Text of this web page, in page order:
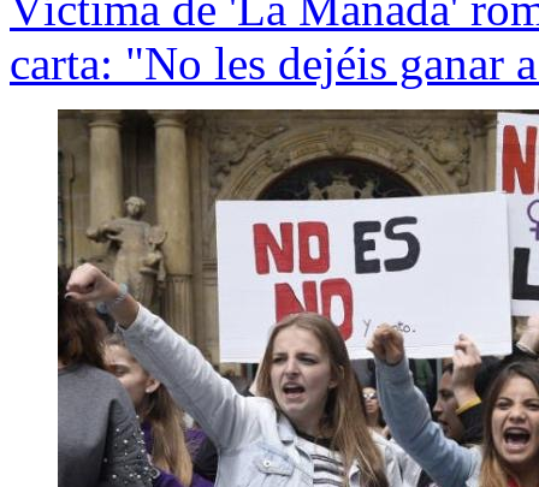
carta: "No les dejéis ganar